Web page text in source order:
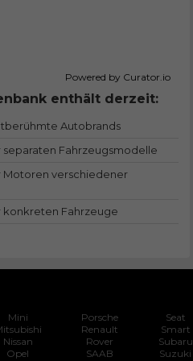
Powered by Curator.io
enthält derzeit:
Autobrands
separaten Fahrzeugsmodelle
Motoren verschiedener
konkreten Fahrzeuge
Mini
Nissan
Opel
Porsche
Renault
Rover
SAAB
Seat
Smart
Subaru
Suzuki